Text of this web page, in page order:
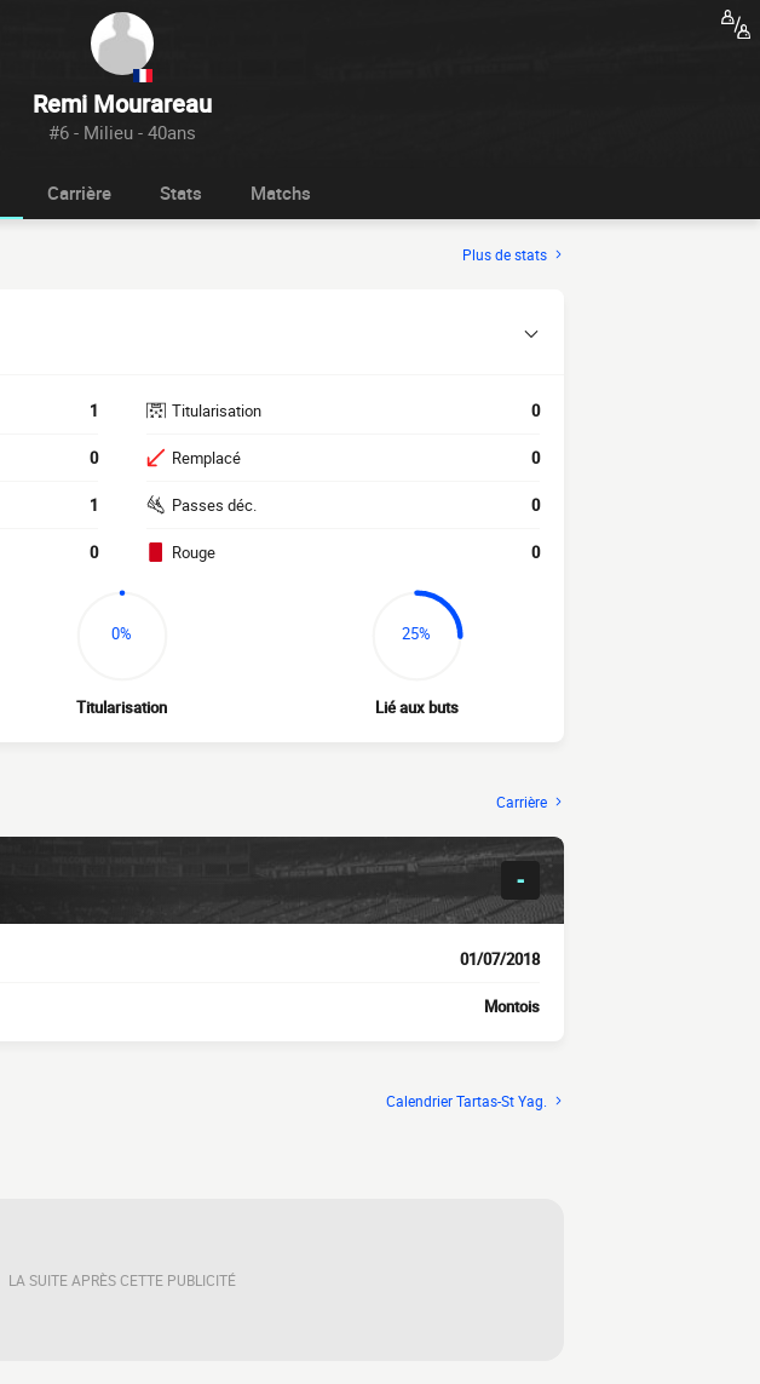
Remi Mourareau
#6 - Milieu - 40ans
Carrière Stats Matchs
Plus de stats
1
0
1
0
Titularisation 0
Remplacé 0
Passes déc. 0
Rouge 0
0%
Titularisation
25%
Lié aux buts
Carrière
-
01/07/2018
Montois
Calendrier Tartas-St Yag.
LA SUITE APRÈS CETTE PUBLICITÉ